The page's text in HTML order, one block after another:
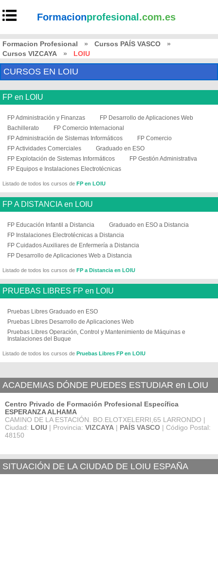
Formacionprofesional .com.es
Formacion Profesional » Cursos PAÍS VASCO
»
Cursos VIZCAYA
» LOIU
CURSOS EN LOIU
FP en LOIU
FP Administración y Finanzas
FP Desarrollo de Aplicaciones Web
Bachillerato
FP Comercio Internacional
FP Administración de Sistemas Informáticos
FP Comercio
FP Actividades Comerciales
Graduado en ESO
FP Explotación de Sistemas Informáticos
FP Gestión Administrativa
FP Equipos e Instalaciones Electrotécnicas
Listado de todos los cursos de FP en LOIU
FP A DISTANCIA en LOIU
FP Educación Infantil a Distancia
Graduado en ESO a Distancia
FP Instalaciones Electrotécnicas a Distancia
FP Cuidados Auxiliares de Enfermería a Distancia
FP Desarrollo de Aplicaciones Web a Distancia
Listado de todos los cursos de FP a Distancia en LOIU
PRUEBAS LIBRES FP en LOIU
Pruebas Libres Graduado en ESO
Pruebas Libres Desarrollo de Aplicaciones Web
Pruebas Libres Operación, Control y Mantenimiento de Máquinas e
Instalaciones del Buque
Listado de todos los cursos de Pruebas Libres FP en LOIU
ACADEMIAS DÓNDE PUEDES ESTUDIAR en LOIU
Centro Privado de Formación Profesional Específica
ESPERANZA ALHAMA
CAMINO DE LA ESTACIÓN. BO.ELOTXELERRI,65 LARRONDO |
Ciudad: LOIU | Provincia: VIZCAYA | PAÍS VASCO | Código Postal:
48150
SITUACIÓN DE LA CIUDAD DE LOIU ESPAÑA